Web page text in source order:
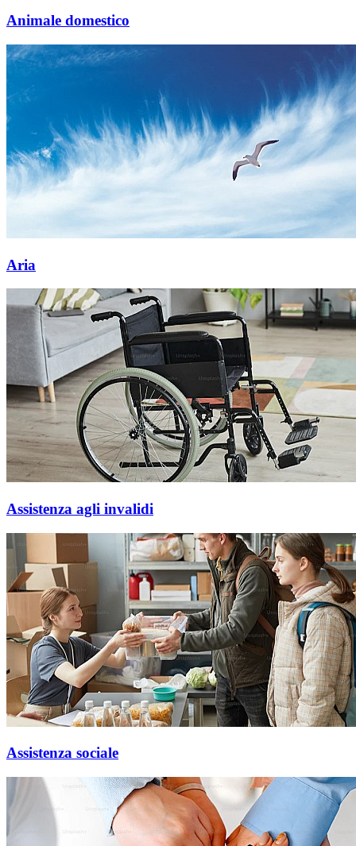
Animale domestico
Aria
Assistenza agli invalidi
Assistenza sociale